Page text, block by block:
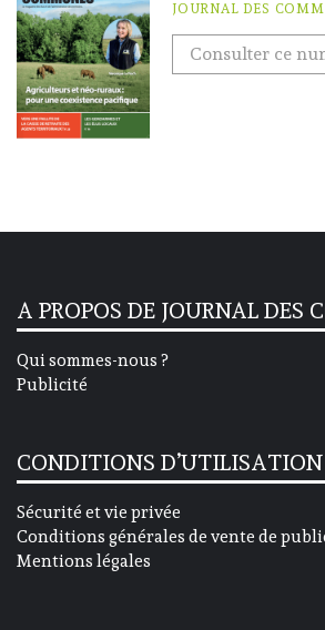
JOURNAL DES
Consulter ce
A PROPOS DE JOURNAL DES
Qui sommes-nous ?
Publicité
CONDITIONS D’UTILISATION
Sécurité et vie privée
Conditions générales de vente de
Mentions légales